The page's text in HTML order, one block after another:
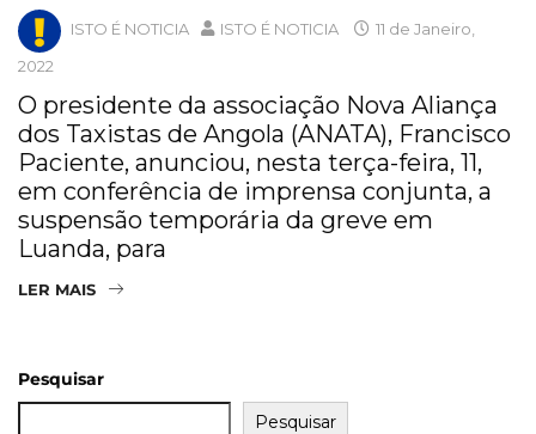
ISTO É NOTICIA ISTO É NOTICIA
11 de Janeiro,
2022
O presidente da associação Nova Aliança
dos Taxistas de Angola (ANATA), Francisco
Paciente, anunciou, nesta terça-feira, 11,
em conferência de imprensa conjunta, a
suspensão temporária da greve em
Luanda, para
LER MAIS
Pesquisar
Pesquisar